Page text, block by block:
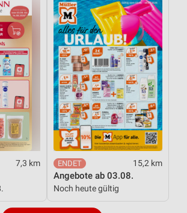
7,3 km 15,2 km
Angebote ab 03.08.
Noch heute gültig